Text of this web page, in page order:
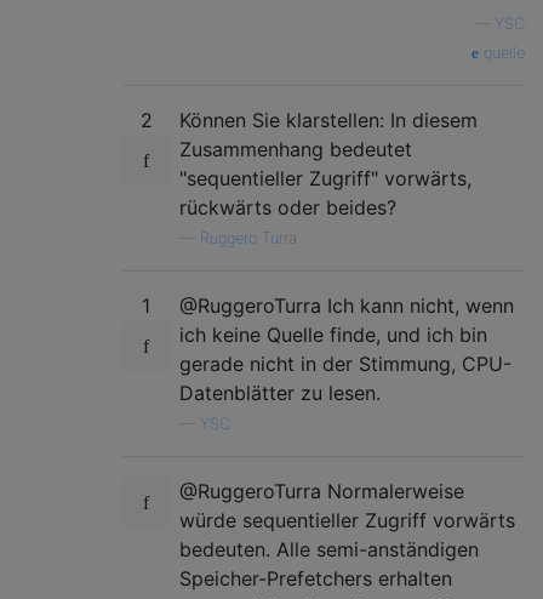
YSC
quelle
2
Können Sie klarstellen: In diesem
Zusammenhang bedeutet
"sequentieller Zugriff" vorwärts,
rückwärts oder beides?
Ruggero Turra
1
@RuggeroTurra Ich kann nicht, wenn
ich keine Quelle finde, und ich bin
gerade nicht in der Stimmung, CPU-
Datenblätter zu lesen.
YSC
@RuggeroTurra Normalerweise
würde sequentieller Zugriff vorwärts
bedeuten. Alle semi-anständigen
Speicher-Prefetchers erhalten